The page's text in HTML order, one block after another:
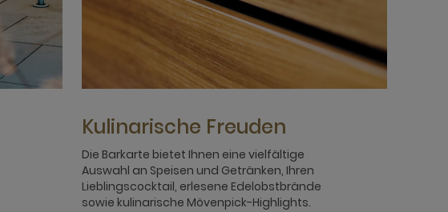
Kulinarische Freuden
Die Barkarte bietet Ihnen eine vielfältige
Auswahl an Speisen und Getränken, Ihren
Lieblingscocktail, erlesene Edelobstbrände
sowie kulinarische Mövenpick-Highlights.